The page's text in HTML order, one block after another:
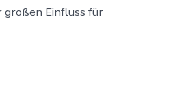
großen Einfluss für